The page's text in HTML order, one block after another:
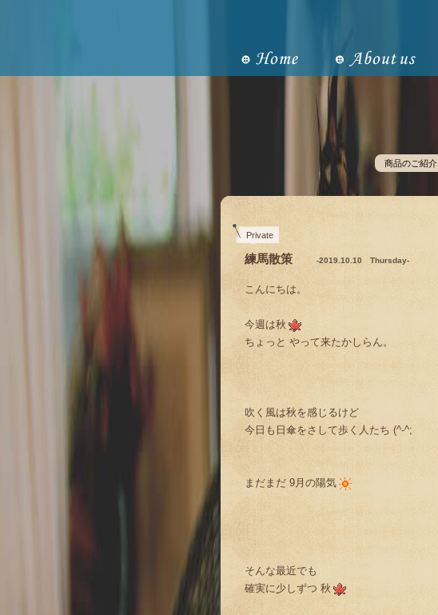
商品のご紹介
Private
練馬散策 -2019.10.10 Thursday-
こんにちは。
今週は秋
ちょっと やって来たかしらん。
吹く風は秋を感じるけど
今日も日傘をさして歩く人たち (^-^;
まだまだ 9月の陽気
そんな最近でも
確実に少しずつ 秋